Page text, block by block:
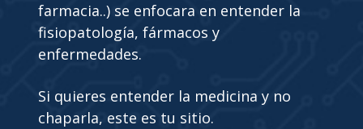
farmacia..) se enfocara en entender la
fisiopatología, fármacos y
enfermedades.
Si quieres entender la medicina y no
chaparla, este es tu sitio.